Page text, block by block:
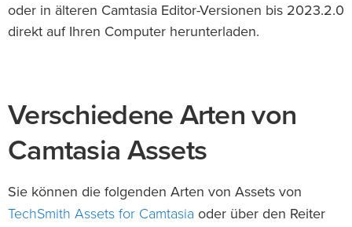
oder in älteren Camtasia Editor-Versionen bis 2023.2.0
direkt auf Ihren Computer herunterladen.
Verschiedene Arten von
Camtasia Assets
Sie können die folgenden Arten von Assets von
TechSmith Assets for Camtasia oder über den Reiter